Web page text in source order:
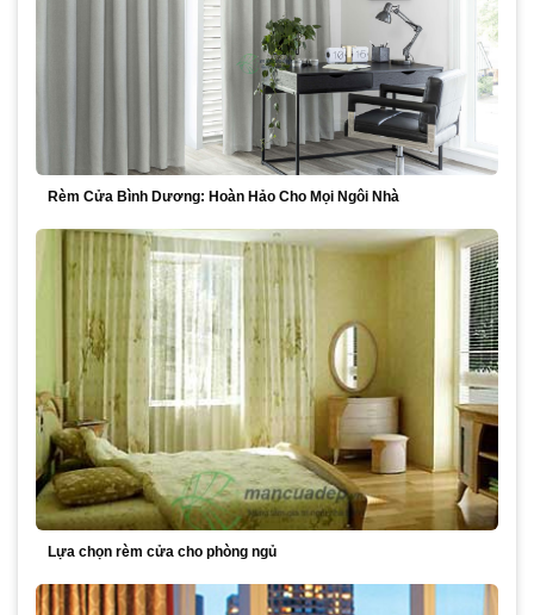
Rèm Cửa Bình Dương: Hoàn Hảo Cho Mọi Ngôi Nhà
Lựa chọn rèm cửa cho phòng ngủ